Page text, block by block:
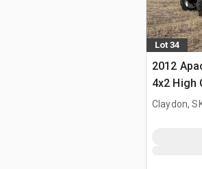
Lot 34
2012
4x2 High
Claydon,